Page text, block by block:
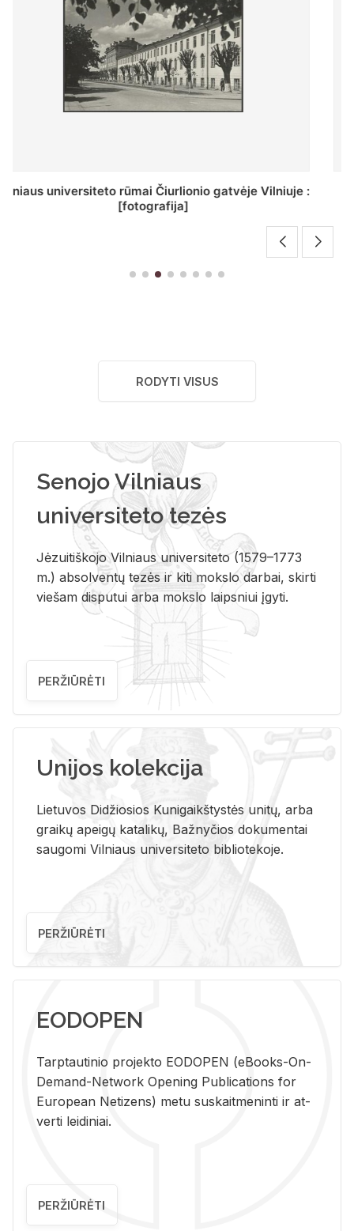
St. Batoro universiteto J. Pilsudskio kolegija :
[fotografija]
RODYTI VISUS
Senojo Vilniaus
universiteto tezės
Jėzuitiškojo Vilniaus universiteto (1579–1773
m.) absolventų tezės ir kiti mokslo darbai, skirti
viešam disputui arba mokslo laipsniui įgyti.
PERŽIŪRĖTI
Unijos kolekcija
Lietuvos Didžiosios Kunigaikštystės unitų, arba
graikų apeigų katalikų, Bažnyčios dokumentai
saugomi Vilniaus universiteto bibliotekoje.
PERŽIŪRĖTI
EODOPEN
Tarp­tau­ti­nio pro­jek­to EO­DO­PEN (eBo­oks-On-
De­mand-Ne­twork Ope­ning Pub­li­ca­tions for
Eu­ro­pe­an Ne­ti­zens) metu su­skait­me­nin­ti ir at­
ver­ti lei­di­niai.
PERŽIŪRĖTI